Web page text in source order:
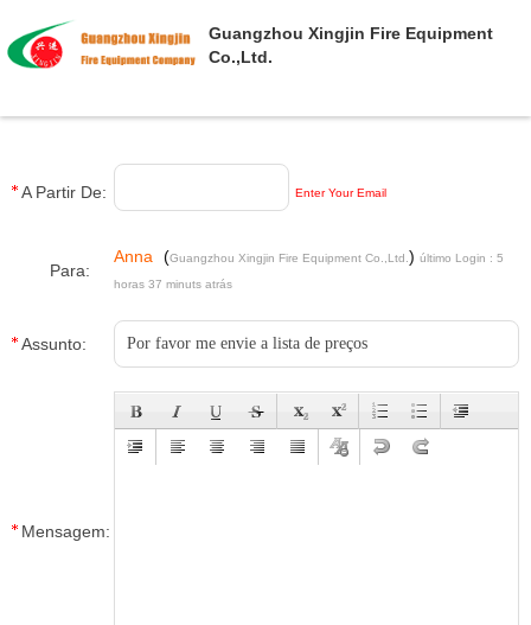
Guangzhou Xingjin Fire Equipment
Co.,Ltd.
A Partir De: Enter Your Email
Para:
Anna (Guangzhou Xingjin Fire Equipment Co.,Ltd. ) último Login : 5
horas 37 minuts atrás
Assunto:
Mensagem: